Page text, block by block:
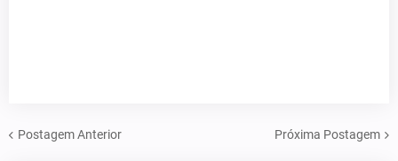
Postagem Anterior Próxima Postagem